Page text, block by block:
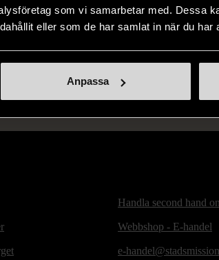
som vi samarbetar med. Dessa
eller som de har samlat in när du har
Anpassa
Handla second hand
Webbshop - E-handel
e-